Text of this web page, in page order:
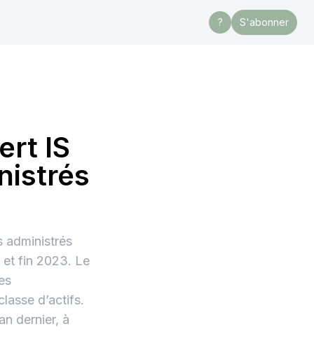
? S'abonner
IS
administrés
et fin 2023. Le
d’actifs.
dernier, à